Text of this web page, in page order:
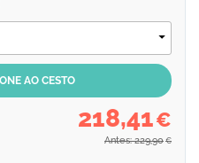
218,41€
Antes: 229,90 €